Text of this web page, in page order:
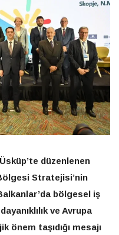
düzenlenen
Stratejisi’nin
bölgesel iş
ve Avrupa
önem taşıdığı mesajı